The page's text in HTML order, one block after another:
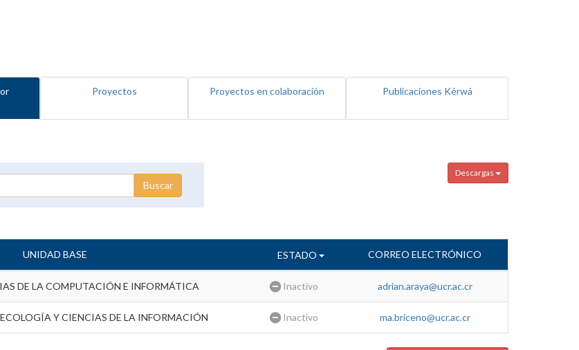
Proyectos Proyectos en colaboración Publicaciones Kérwá
Descargas
UNIDAD BASE ESTADO CORREO ELECTRÓNICO
DE LA COMPUTACIÓN E INFORMÁTICA Inactivo adrian.araya@ucr.ac.cr
Y CIENCIAS DE LA INFORMACIÓN Inactivo ma.briceno@ucr.ac.cr